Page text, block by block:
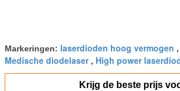
Markeringen: laserdioden hoog vermogen ,
Medische diodelaser, High power
Krijg de beste prijs